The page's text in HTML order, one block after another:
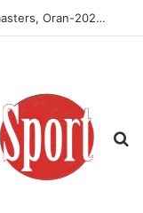
Championnat national d’été open et masters, Oran-2026 — Le CRB s’adjuge le titre